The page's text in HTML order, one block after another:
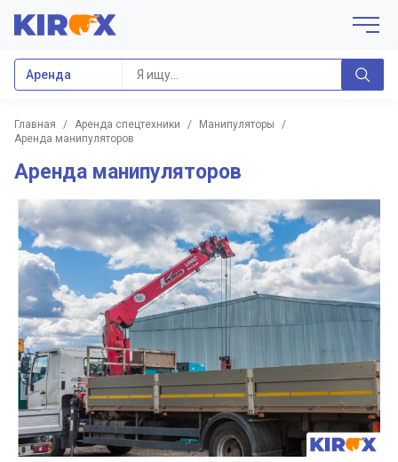
Аренда
Главная / Аренда спецтехники / Манипуляторы
/
Аренда манипуляторов
Аренда манипуляторов